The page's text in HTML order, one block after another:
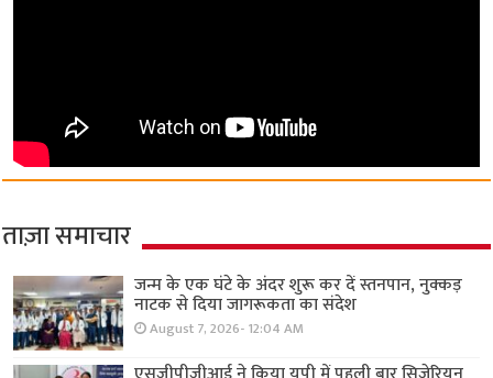
ताज़ा समाचार
जन्म के एक घंटे के अंदर शुरू कर दें स्तनपान, नुक्कड़
नाटक से दिया जागरूकता का संदेश
August 7, 2026- 12:04 AM